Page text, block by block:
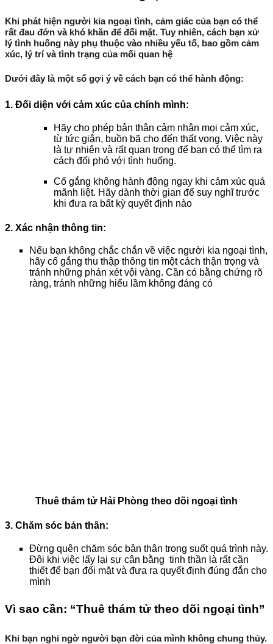
Khi phát hiện người kia ngoại tình, cảm giác của bạn có thể
rất đau đớn và khó khăn để đối mặt. Tuy nhiên, cách bạn xử
lý tình huống này phụ thuộc vào nhiều yếu tố, bao gồm cảm
xúc, lý trí và tình trạng của mối quan hệ
Dưới đây là một số gợi ý về cách bạn có thể hành động:
1. Đối diện với cảm xúc của chính mình:
Hãy cho phép bản thân cảm nhận mọi cảm xúc,
từ tức giận, buồn bã cho đến thất vọng. Việc này
là tự nhiên và rất quan trọng để bạn có thể tìm ra
cách đối phó với tình huống.
Cố gắng không hành động ngay khi cảm xúc quá
mãnh liệt. Hãy dành thời gian để suy nghĩ trước
khi đưa ra bất kỳ quyết định nào
2. Xác nhận thông tin:
Nếu bạn không chắc chắn về việc người kia ngoại tình,
hãy cố gắng thu thập thông tin một cách thận trọng và
tránh những phán xét vội vàng. Cần có bằng chứng rõ
ràng, tránh những hiểu lầm không đáng có
Thuê thám tử Hải Phòng theo dõi ngoại tình
3. Chăm sóc bản thân:
Đừng quên chăm sóc bản thân trong suốt quá trình này.
Đôi khi việc lấy lại sự cân bằng tinh thần là rất cần
thiết để bạn đối mặt và đưa ra quyết định đúng đắn cho
mình
Vì sao cần: “Thuê thám tử theo dõi ngoại tình”
Khi bạn nghi ngờ người bạn đời của mình không chung thủy.